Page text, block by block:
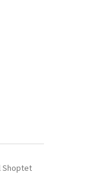
Shoptet